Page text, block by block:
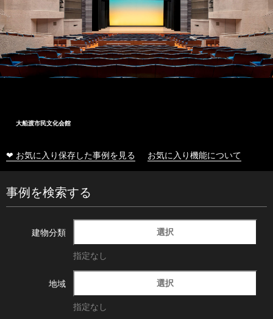
大船渡市民文化会館
❤ お気に入り保存した事例を見る お気に入り機能について
事例を検索する
建物分類 選択
指定なし
地域 選択
指定なし